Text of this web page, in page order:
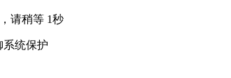
请稍等 1秒
系统保护